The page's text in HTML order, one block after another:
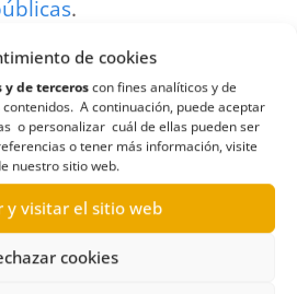
de cookies
y de terceroscon fines analíticos y de
A continuación, puede aceptar
o personalizar cuál de ellas pueden ser
o tener más información, visite
nuestro sitio web.
y visitar el sitio web
cookies
.